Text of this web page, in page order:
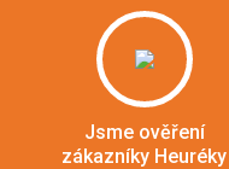
Jsme ověření
zákazníky Heuréky